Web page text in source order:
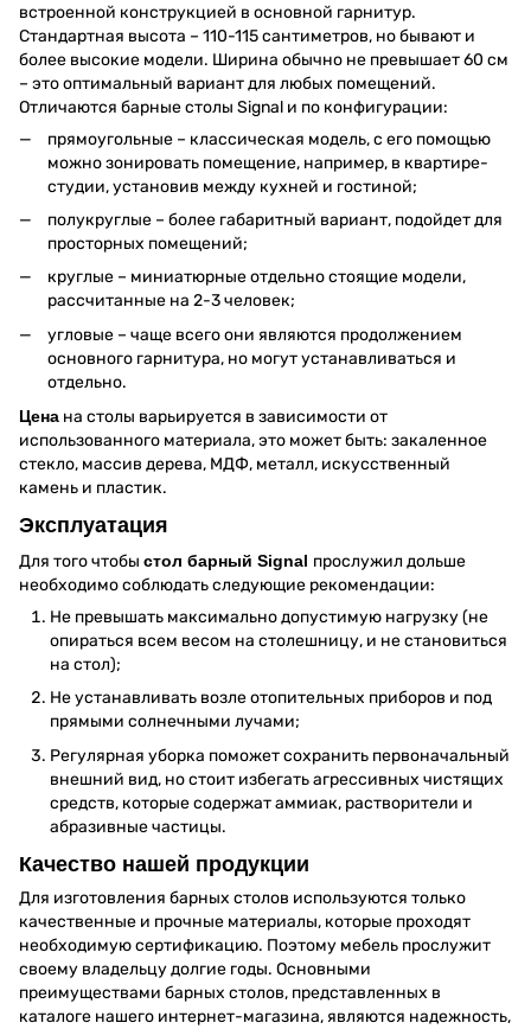
встроенной конструкцией в основной гарнитур.
Стандартная высота – 110-115 сантиметров, но бывают и
более высокие модели. Ширина обычно не превышает 60 см
– это оптимальный вариант для любых помещений.
Отличаются барные столы Signal и по конфигурации:
прямоугольные – классическая модель, с его помощью
можно зонировать помещение, например, в квартире-
студии, установив между кухней и гостиной;
полукруглые – более габаритный вариант, подойдет для
просторных помещений;
круглые – миниатюрные отдельно стоящие модели,
рассчитанные на 2-3 человек;
угловые – чаще всего они являются продолжением
основного гарнитура, но могут устанавливаться и
отдельно.
Цена на столы варьируется в зависимости от
использованного материала, это может быть: закаленное
стекло, массив дерева, МДФ, металл, искусственный
камень и пластик.
Эксплуатация
Для того чтобы стол барный Signal прослужил дольше
необходимо соблюдать следующие рекомендации:
Не превышать максимально допустимую нагрузку (не
опираться всем весом на столешницу, и не становиться
на стол);
Не устанавливать возле отопительных приборов и под
прямыми солнечными лучами;
Регулярная уборка поможет сохранить первоначальный
внешний вид, но стоит избегать агрессивных чистящих
средств, которые содержат аммиак, растворители и
абразивные частицы.
Качество нашей продукции
Для изготовления барных столов используются только
качественные и прочные материалы, которые проходят
необходимую сертификацию. Поэтому мебель прослужит
своему владельцу долгие годы. Основными
преимуществами барных столов, представленных в
каталоге нашего интернет-магазина, являются надежность,